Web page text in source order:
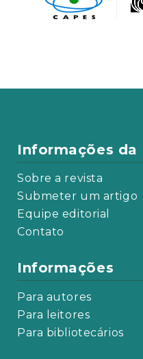
Informações da
Sobre a revista
Submeter um artigo
Equipe editorial
Contato
Informações
Para autores
Para leitores
Para bibliotecários